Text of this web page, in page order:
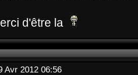
d'être la
Avr 2012 06:56